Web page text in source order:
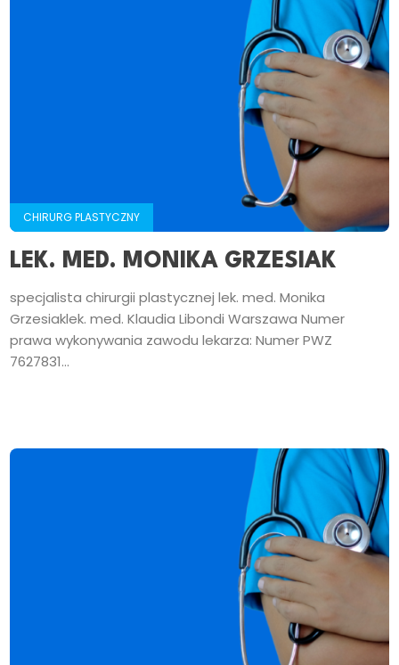
CHIRURG PLASTYCZNY
LEK. MED. MONIKA GRZESIAK
specjalista chirurgii plastycznej lek. med. Monika
Grzesiaklek. med. Klaudia Libondi Warszawa Numer
prawa wykonywania zawodu lekarza: Numer PWZ
7627831...